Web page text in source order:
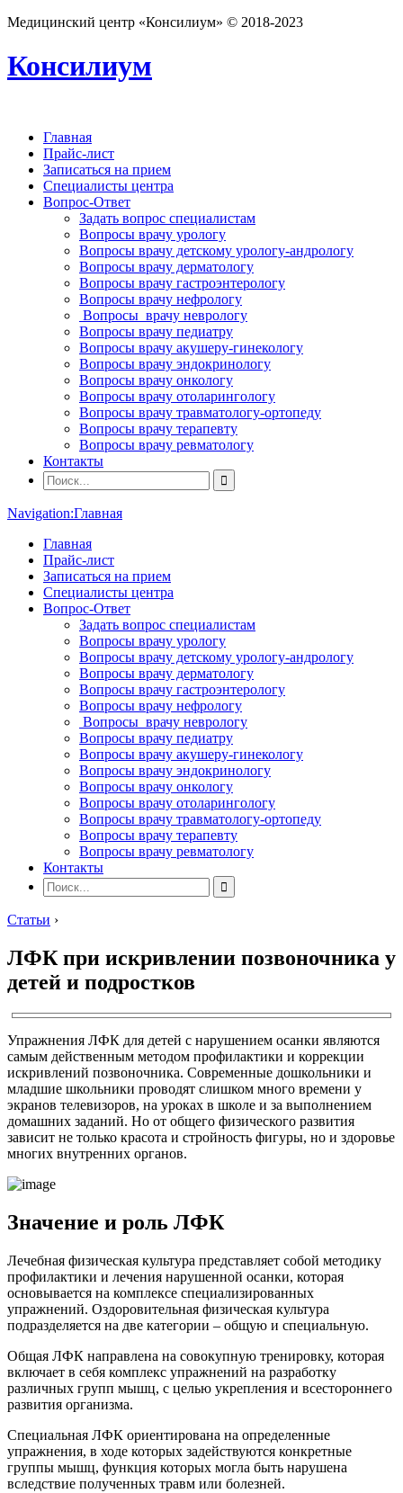
Медицинский центр «Консилиум» © 2018-2023
Консилиум
Главная
Прайс-лист
Записаться на прием
Специалисты центра
Вопрос-Ответ
Задать вопрос специалистам
Вопросы врачу урологу
Вопросы врачу детскому урологу-андрологу
Вопросы врачу дерматологу
Вопросы врачу гастроэнтерологу
Вопросы врачу нефрологу
Вопросы врачу неврологу
Вопросы врачу педиатру
Вопросы врачу акушеру-гинекологу
Вопросы врачу эндокринологу
Вопросы врачу онкологу
Вопросы врачу отоларингологу
Вопросы врачу травматологу-ортопеду
Вопросы врачу терапевту
Вопросы врачу ревматологу
Контакты
Navigation:Главная
Главная
Прайс-лист
Записаться на прием
Специалисты центра
Вопрос-Ответ
Задать вопрос специалистам
Вопросы врачу урологу
Вопросы врачу детскому урологу-андрологу
Вопросы врачу дерматологу
Вопросы врачу гастроэнтерологу
Вопросы врачу нефрологу
Вопросы врачу неврологу
Вопросы врачу педиатру
Вопросы врачу акушеру-гинекологу
Вопросы врачу эндокринологу
Вопросы врачу онкологу
Вопросы врачу отоларингологу
Вопросы врачу травматологу-ортопеду
Вопросы врачу терапевту
Вопросы врачу ревматологу
Контакты
Статьи ›
ЛФК при искривлении позвоночника у
детей и подростков
Упражнения ЛФК для детей с нарушением осанки являются
самым действенным методом профилактики и коррекции
искривлений позвоночника. Современные дошкольники и
младшие школьники проводят слишком много времени у
экранов телевизоров, на уроках в школе и за выполнением
домашних заданий. Но от общего физического развития
зависит не только красота и стройность фигуры, но и здоровье
многих внутренних органов.
Значение и роль ЛФК
Лечебная физическая культура представляет собой методику
профилактики и лечения нарушенной осанки, которая
основывается на комплексе специализированных
упражнений. Оздоровительная физическая культура
подразделяется на две категории – общую и специальную.
Общая ЛФК направлена на совокупную тренировку, которая
включает в себя комплекс упражнений на разработку
различных групп мышц, с целью укрепления и всестороннего
развития организма.
Специальная ЛФК ориентирована на определенные
упражнения, в ходе которых задействуются конкретные
группы мышц, функция которых могла быть нарушена
вследствие полученных травм или болезней.